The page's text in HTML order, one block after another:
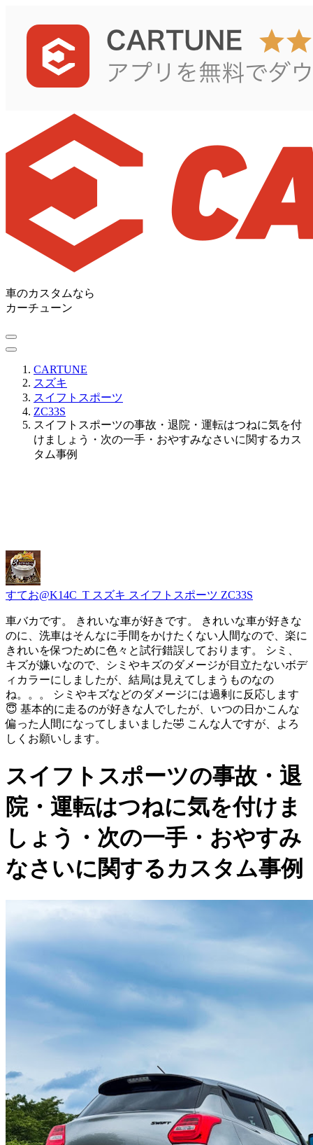
車のカスタムなら
カーチューン
CARTUNE
スズキ
スイフトスポーツ
ZC33S
スイフトスポーツの事故・退院・運転はつねに気を付
けましょう・次の一手・おやすみなさいに関するカス
タム事例
すてお@K14C_T スズキ スイフトスポーツ ZC33S
車バカです。 きれいな車が好きです。 きれいな車が好きな
のに、洗車はそんなに手間をかけたくない人間なので、楽に
きれいを保つために色々と試行錯誤しております。 シミ、
キズが嫌いなので、シミやキズのダメージが目立たないボデ
ィカラーにしましたが、結局は見えてしまうものなの
ね。。。 シミやキズなどのダメージには過剰に反応します
😇 基本的に走るのが好きな人でしたが、いつの日かこんな
偏った人間になってしまいました🤣 こんな人ですが、よろ
しくお願いします。
スイフトスポーツの事故・退
院・運転はつねに気を付けま
しょう・次の一手・おやすみ
なさいに関するカスタム事例